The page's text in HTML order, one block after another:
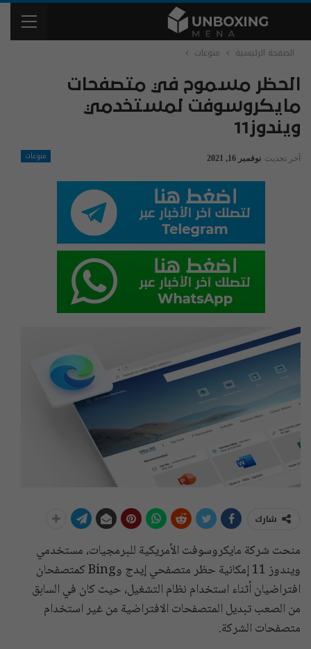
الصفحة الرئيسية منوعات
الحظر مسموح في متصفحات
مايكروسوفت لمستخدمي
ويندوز11
منوعات آخر تحديث نوفمبر 16, 2021
شارك
منحت شركة مايكروسوفت الأمريكية للبرمجيات، مستخدمي
ويندوز 11 إمكانية حظر متصفحي إيدج وBing كمتصفحان
افتراضيان أثناء استخدام نظام التشغيل، حيث كان في السابق
من الصعب تبديل المتصفحات الافتراضية من غير استخدام
متصفحات الشركة.